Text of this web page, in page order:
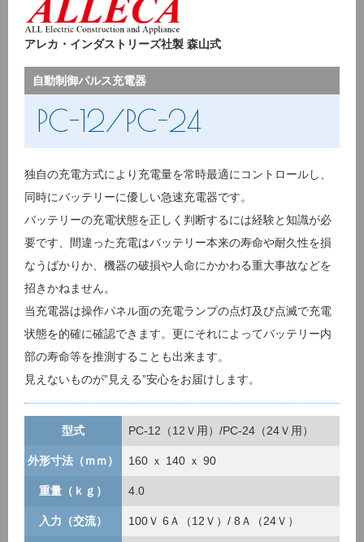
アレカ・インダストリーズ社製 森山式
自動制御パルス充電器
PC-12/PC-24
独自の充電方式により充電量を常時最適にコントロールし、
同時にバッテリーに優しい急速充電器です。
バッテリーの充電状態を正しく判断するには経験と知識が必
要です、間違った充電はバッテリー本来の寿命や耐久性を損
なうばかりか、機器の破損や人命にかかわる重大事故などを
招きかねません。
当充電器は操作パネル面の充電ランプの点灯及び点滅で充電
状態を的確に確認できます。更にそれによってバッテリー内
部の寿命等を推測することも出来ます。
見えないものが”見える”安心をお届けします。
型式 PC-12（12Ｖ用）/PC-24（24Ｖ用）
外形寸法（ｍｍ） 160 ｘ 140 ｘ 90
重量（ｋｇ） 4.0
入力（交流） 100Ｖ 6Ａ（12Ｖ）/ 8Ａ（24Ｖ）